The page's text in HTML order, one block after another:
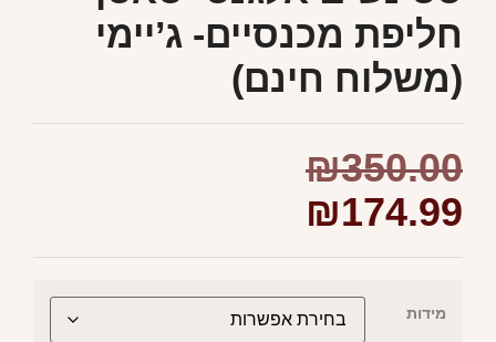
חליפת מכנסיים- ג’יימי
(משלוח חינם)
₪350.00
₪174.99
מידות